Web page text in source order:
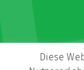
Diese